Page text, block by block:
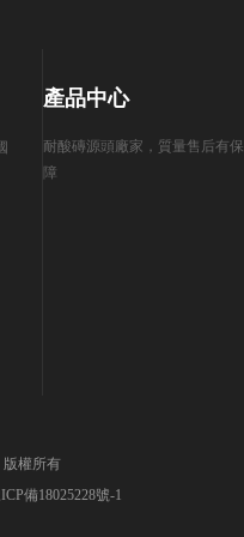
產品中心
耐酸磚源頭廠家，質量售后有保
障
版權所有
備18025228號-1